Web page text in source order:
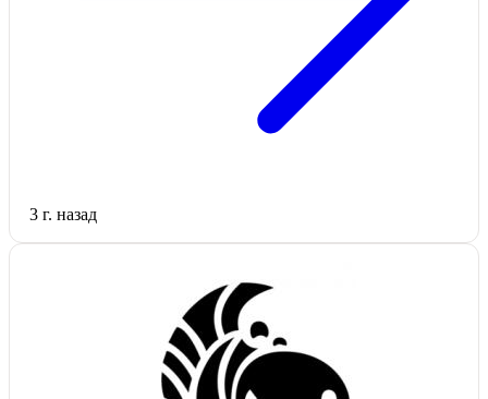
3 г. назад